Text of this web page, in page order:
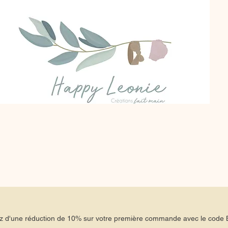
d'une réduction de 10% sur votre première commande avec le code